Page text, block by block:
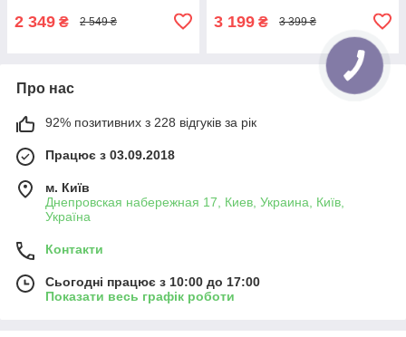
2 349 ₴ 2 549 ₴ 3 199 ₴ 3 399 ₴
Про нас
92% позитивних з 228 відгуків за рік
Працює з 03.09.2018
м. Київ
Днепровская набережная 17, Киев, Украина, Київ,
Україна
Контакти
Сьогодні працює з 10:00 до 17:00
Показати весь графік роботи